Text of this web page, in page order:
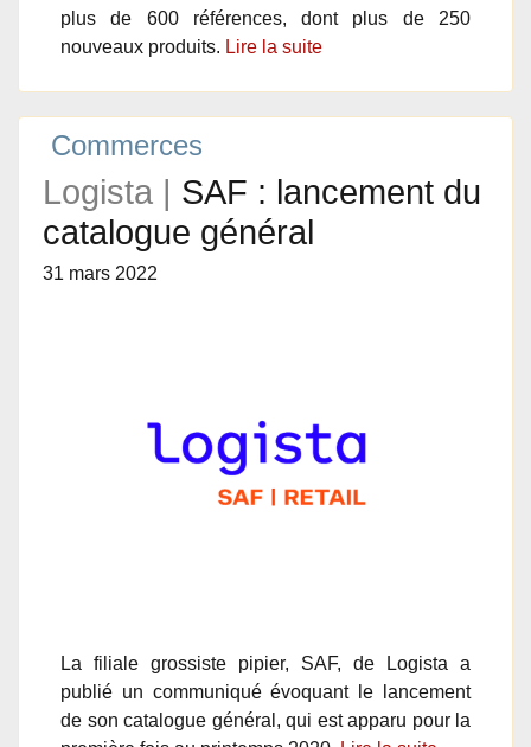
plus de 600 références, dont plus de 250
nouveaux produits. Lire la suite
Commerces
Logista | SAF : lancement du
catalogue général
31 mars 2022
La filiale grossiste pipier, SAF, de Logista a
publié un communiqué évoquant le lancement
de son catalogue général, qui est apparu pour la